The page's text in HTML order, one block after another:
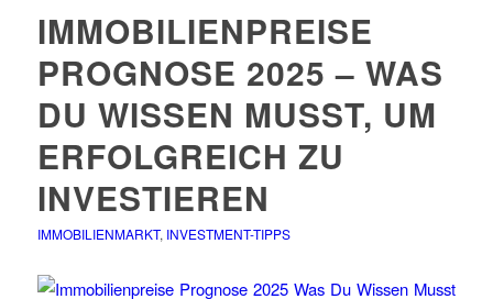
IMMOBILIENPREISE
PROGNOSE 2025 – WAS
DU WISSEN MUSST, UM
ERFOLGREICH ZU
INVESTIEREN
IMMOBILIENMARKT, INVESTMENT-TIPPS